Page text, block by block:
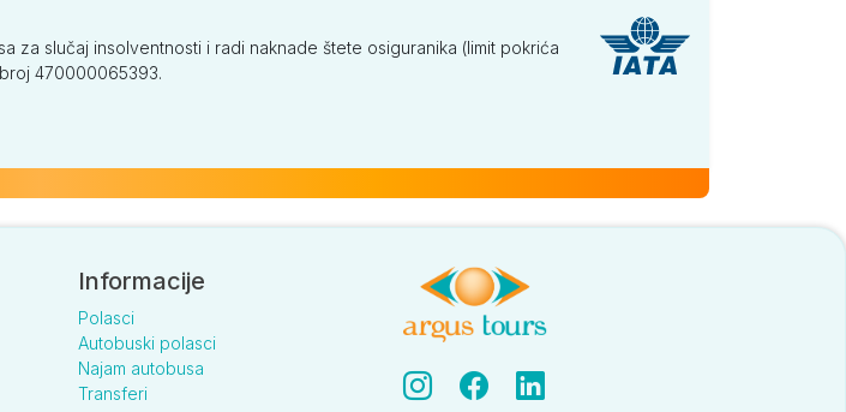
za slučaj insolventnosti i radi naknade štete osiguranika (limit pokrića
broj 470000065393.
Informacije
Polasci
Autobuski polasci
Najam autobusa
Transferi